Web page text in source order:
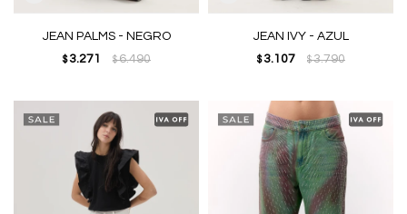
JEAN PALMS - NEGRO
$ 3.271 $6.490
JEAN IVY - AZUL
$ 3.107 $3.790